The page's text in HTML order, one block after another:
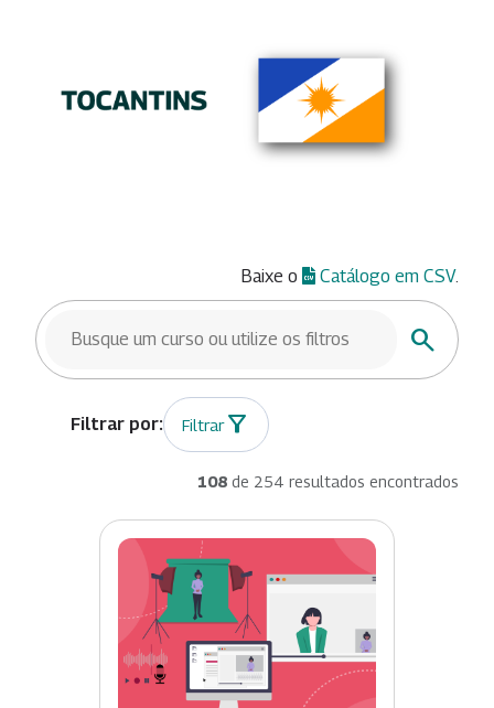
Baixe o Catálogo em CSV.
BUSCAR CURSOS
Buscar
Filtrar
108 de 254 resultados encontrados